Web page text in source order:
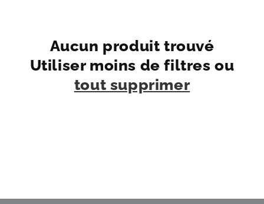
Aucun produit trouvé
Utiliser moins de filtres ou
tout supprimer